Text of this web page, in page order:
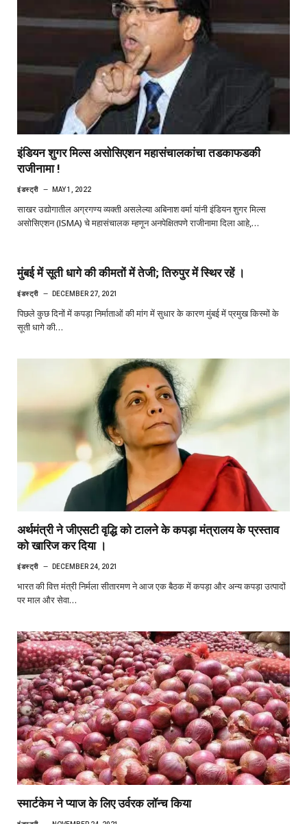
इंडियन शुगर मिल्स असोसिएशन महासंचालकांचा तडकाफडकी
राजीनामा !
इंडस्ट्री MAY 1, 2022
साखर उद्योगातील अग्रगण्य व्यक्ती असलेल्या अबिनाश वर्मा यांनी इंडियन शुगर मिल्स
असोसिएशन (ISMA) चे महासंचालक म्हणून अनपेक्षितपणे राजीनामा दिला आहे,…
मुंबई में सूती धागे की कीमतों में तेजी; तिरुपुर में स्थिर रहें ।
इंडस्ट्री DECEMBER 27, 2021
पिछले कुछ दिनों में कपड़ा निर्माताओं की मांग में सुधार के कारण मुंबई में प्रमुख किस्मों के
सूती धागे की…
अर्थमंत्री ने जीएसटी वृद्धि को टालने के कपड़ा मंत्रालय के प्रस्ताव
को खारिज कर दिया ।
इंडस्ट्री DECEMBER 24, 2021
भारत की वित्त मंत्री निर्मला सीतारमण ने आज एक बैठक में कपड़ा और अन्य कपड़ा उत्पादों
पर माल और सेवा…
स्मार्टकेम ने प्याज के लिए उर्वरक लॉन्च किया